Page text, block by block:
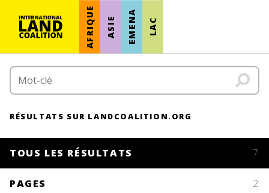
AFRIQUE ASIE EMENA LAC
RÉSULTATS SUR LANDCOALITION.ORG
TOUS LES RÉSULTATS 7
PAGES 2